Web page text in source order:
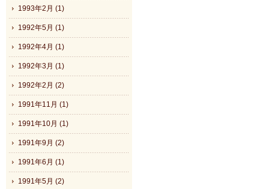
1993年2月 (1)
1992年5月 (1)
1992年4月 (1)
1992年3月 (1)
1992年2月 (2)
1991年11月 (1)
1991年10月 (1)
1991年9月 (2)
1991年6月 (1)
1991年5月 (2)